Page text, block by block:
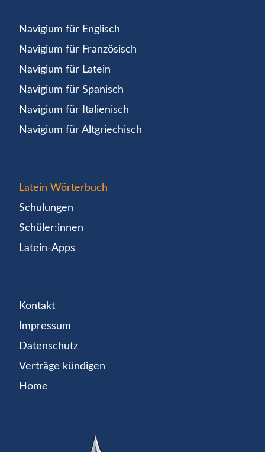
Navigium für Englisch
Navigium für Französisch
Navigium für Latein
Navigium für Spanisch
Navigium für Italienisch
Navigium für Altgriechisch
Latein Wörterbuch
Schulungen
Schüler:innen
Latein-Apps
Kontakt
Impressum
Datenschutz
Verträge kündigen
Home